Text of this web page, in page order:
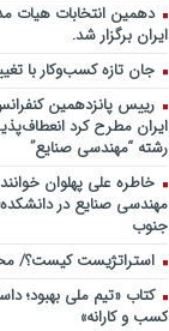
دهمین انتخابات هیات
ایران برگزار شد.
جان تازه کسب‌وکار با
رییس پانزدهمین
ایران مطرح کرد
رشته “مهندسی صنایع”
خاطره علی پهلوان
مهندسی صنایع در
جنوب
استراتژیست کیست؟‬/
کتاب «تیم ملی بهبود؛
کسب و کارانه»